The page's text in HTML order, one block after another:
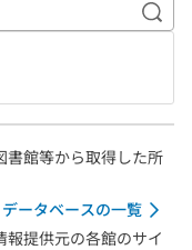
キ
書館等から取得した所
ータベースの一覧
提供元の各館のサイ